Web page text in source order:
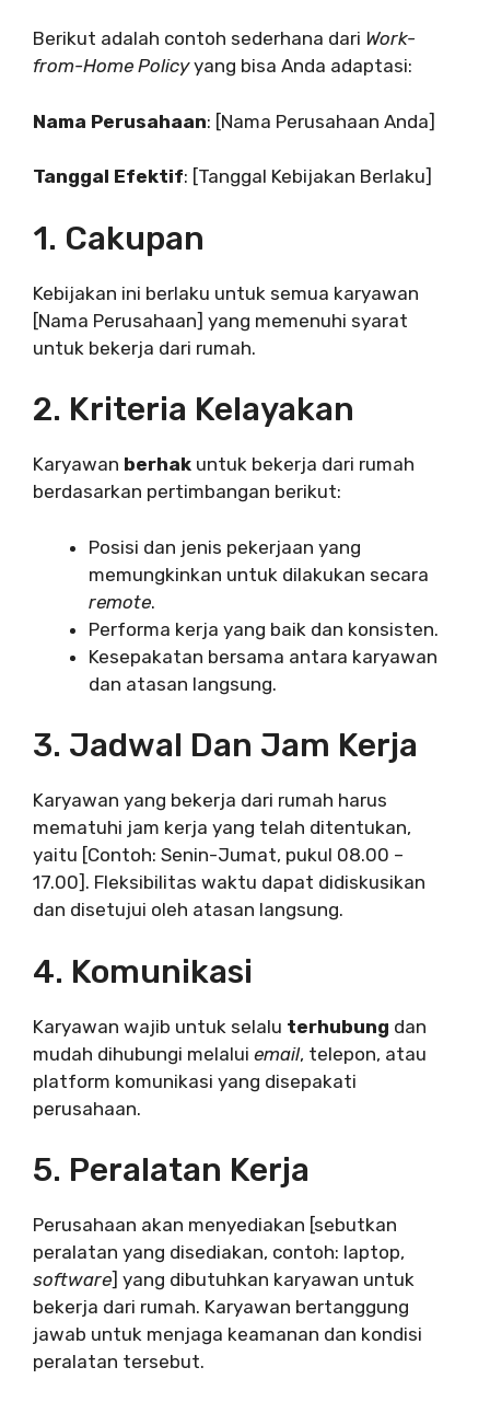
Berikut adalah contoh sederhana dari Work-
from-Home Policyyang bisa Anda adaptasi:
Nama Perusahaan: [Nama Perusahaan Anda]
Tanggal Efektif: [Tanggal Kebijakan Berlaku]
1. Cakupan
Kebijakan ini berlaku untuk semua karyawan
[Nama Perusahaan] yang memenuhi syarat
untuk bekerja dari rumah.
2. Kriteria Kelayakan
Karyawan berhak untuk bekerja dari rumah
berdasarkan pertimbangan berikut:
Posisi dan jenis pekerjaan yang
memungkinkan untuk dilakukan secara
remote.
Performa kerja yang baik dan konsisten.
Kesepakatan bersama antara karyawan
dan atasan langsung.
3. Jadwal Dan Jam Kerja
Karyawan yang bekerja dari rumah harus
mematuhi jam kerja yang telah ditentukan,
yaitu [Contoh: Senin-Jumat, pukul 08.00 –
17.00]. Fleksibilitas waktu dapat didiskusikan
dan disetujui oleh atasan langsung.
4. Komunikasi
Karyawan wajib untuk selalu terhubung dan
mudah dihubungi melalui email, telepon, atau
platform komunikasi yang disepakati
perusahaan.
5. Peralatan Kerja
Perusahaan akan menyediakan [sebutkan
peralatan yang disediakan, contoh: laptop,
software] yang dibutuhkan karyawan untuk
bekerja dari rumah. Karyawan bertanggung
jawab untuk menjaga keamanan dan kondisi
peralatan tersebut.